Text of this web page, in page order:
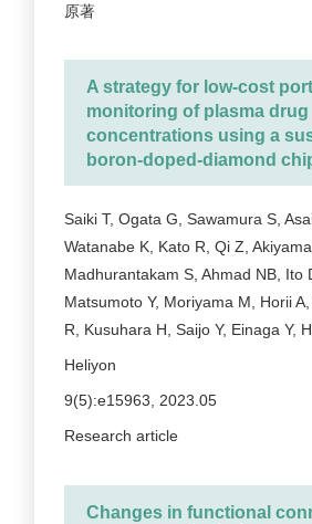
原著
A strategy for low-cost
monitoring of plasma drug
concentrations using a
boron-doped-diamond
Saiki T, Ogata G, Sawamura S,
Watanabe K, Kato R, Qi Z, Akiyama
Madhurantakam S, Ahmad NB, Ito
Matsumoto Y, Moriyama M, Horii
R, Kusuhara H, Saijo Y, Einaga Y,
Heliyon
9(5):e15963, 2023.05
Research article
Changes in functional